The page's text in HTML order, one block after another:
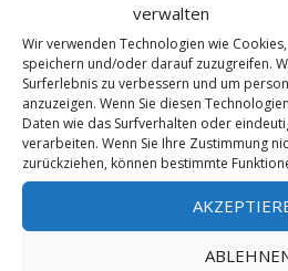
verwalten
Wir verwenden Technologien wie
speichern und/oder darauf zuzugreifen.
Surferlebnis zu verbessern und um
anzuzeigen. Wenn Sie diesen
Daten wie das Surfverhalten oder
verarbeiten. Wenn Sie Ihre Zustimmung
zurückziehen, können bestimmte
Daniel Jung beendet
„Herbstprojekt“
Sans Toit“ (9a+) in